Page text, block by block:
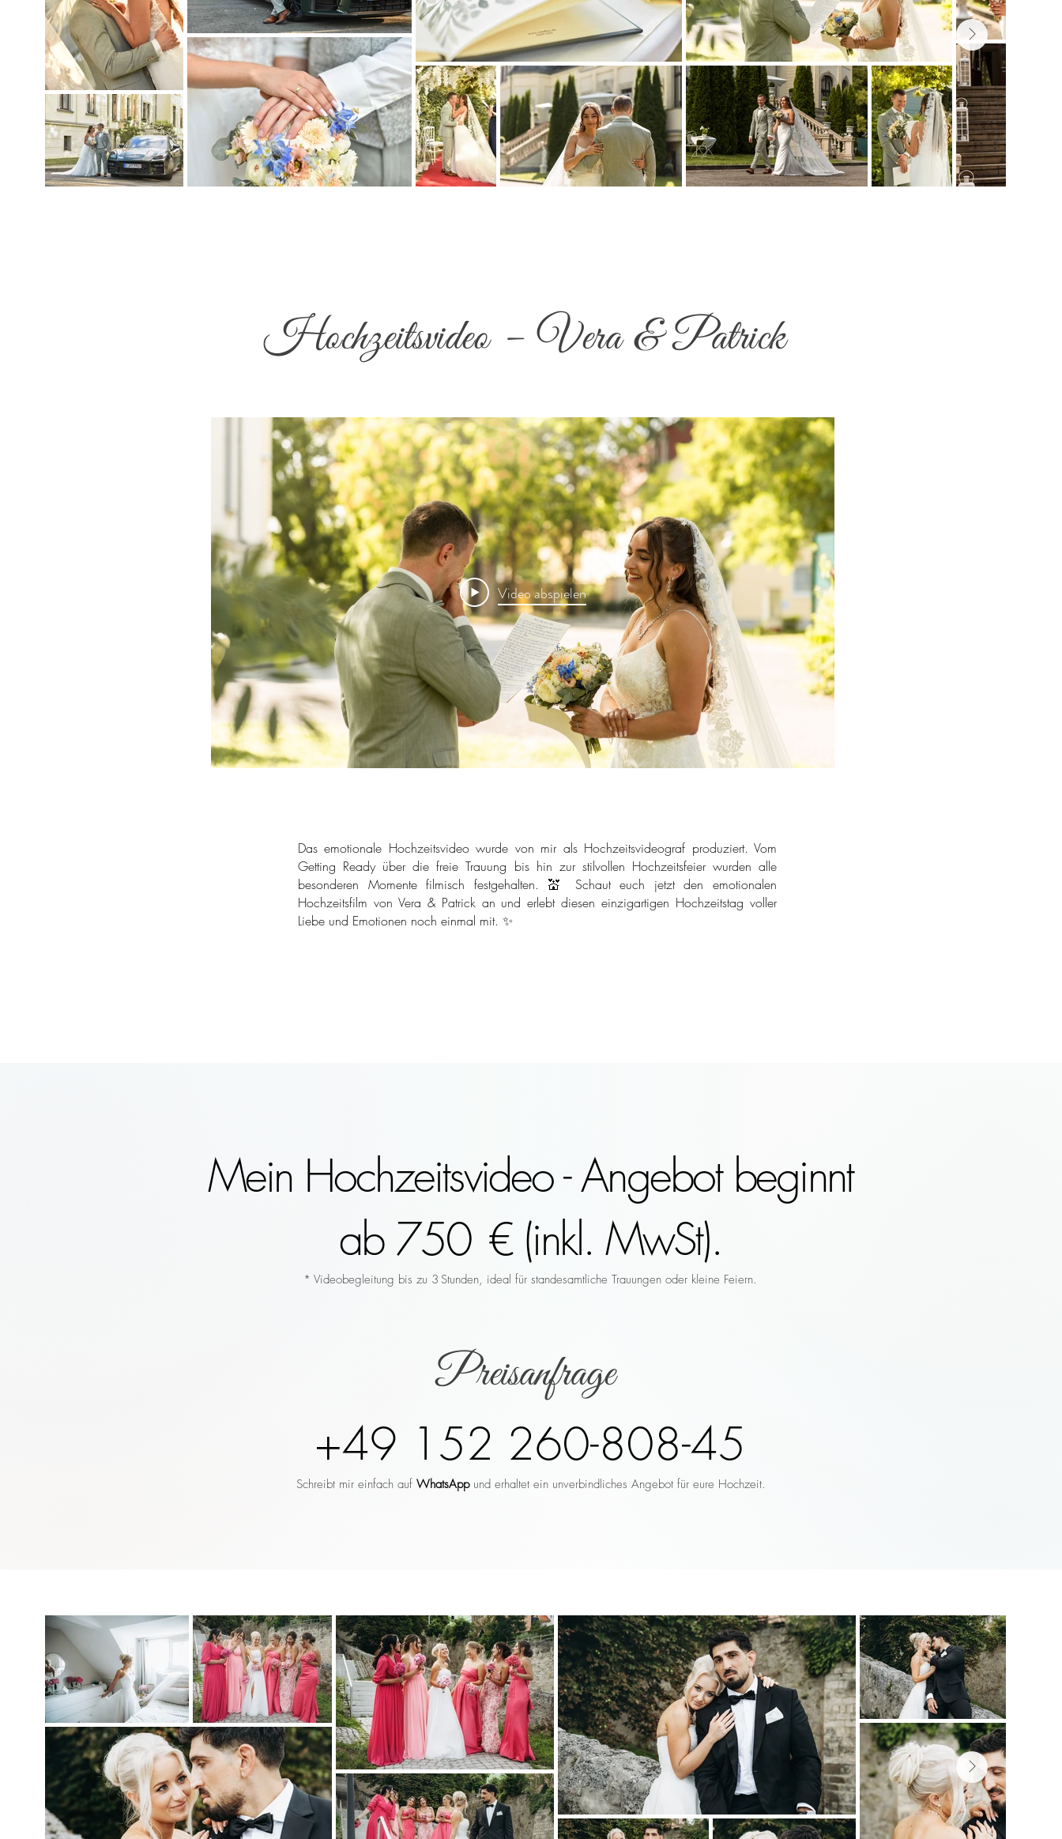
Hochzeitsvideo – Vera & Patrick
Video abspielen
Das emotionale Hochzeitsvideo wurde von mir als Hochzeitsvideograf produziert. Vom
Getting Ready über die freie Trauung bis hin zur stilvollen Hochzeitsfeier wurden alle
besonderen Momente filmisch festgehalten. 💒 Schaut euch jetzt den emotionalen
Hochzeitsfilm von Vera & Patrick an und erlebt diesen einzigartigen Hochzeitstag voller
Liebe und Emotionen noch einmal mit. ✨
Mein Hochzeitsvideo - Angebot beginnt
ab 750 € (inkl. MwSt).
* Videobegleitung bis zu 3 Stunden, ideal für standesamtliche Trauungen oder kleine Feiern.
Preisanfrage
+49 152 260-808-45
Schreibt mir einfach auf WhatsAppund erhaltet ein unverbindliches Angebot für eure Hochzeit.